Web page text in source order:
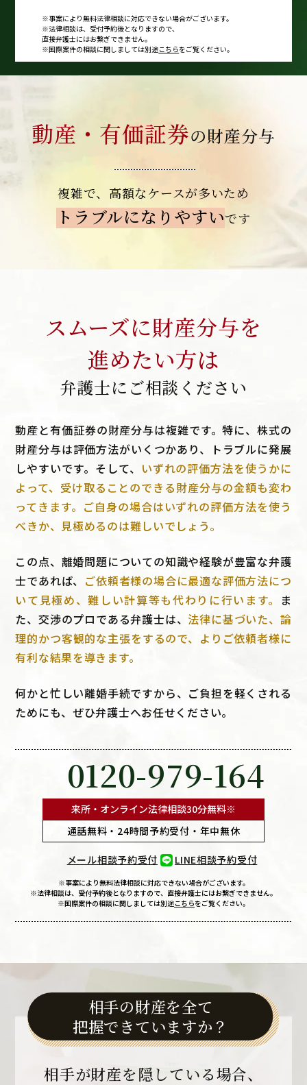
※事案により無料法律相談に対応できない場合がございます。
※法律相談は、受付予約後となりますので、
直接弁護士にはお繋ぎできません。
※国際案件の相談に関しましては別途こちらをご覧ください。
動産・有価証券の財産分与
複雑で、高額なケースが多いため
トラブルになりやすいです
スムーズに財産分与を
進めたい方は
弁護士にご相談ください
動産と有価証券の財産分与は複雑です。特に、株式の
財産分与は評価方法がいくつかあり、トラブルに発展
しやすいです。そして、 いずれの評価方法を使うかに
よって、受け取ることのできる財産分与の金額も変わ
ってきます。ご自身の場合はいずれの評価方法を使う
べきか、見極めるのは難しいでしょう。
この点、離婚問題についての知識や経験が豊富な弁護
士であれば、 ご依頼者様の場合に最適な評価方法につ
いて見極め、難しい計算等も代わりに行います。
ま
た、交渉のプロである弁護士は、 法律に基づいた、論
理的かつ客観的な主張をするので、よりご依頼者様に
有利な結果を導きます。
何かと忙しい離婚手続ですから、ご負担を軽くされる
ためにも、ぜひ弁護士へお任せください。
0120-979-164
来所・オンライン法律相談30分無料※
通話無料・24時間予約受付・年中無休
メール相談予約受付 LINE相談予約受付
※事案により無料法律相談に対応できない場合がございます。
※法律相談は、受付予約後となりますので、 直接弁護士にはお繋ぎできません。
※国際案件の相談に関しましては別途こちらをご覧ください。
相手の財産を全て
把握できていますか？
相手が財産を隠している場合、